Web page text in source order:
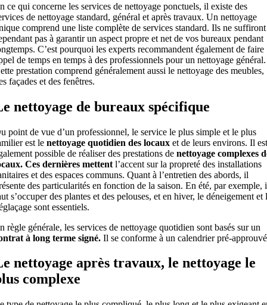
ce qui concerne les services de nettoyage ponctuels, il existe des
de nettoyage standard, général et après travaux. Un nettoyage
comprend une liste complète de services standard. Ils ne suffiront
pas à garantir un aspect propre et net de vos bureaux pendant
C’est pourquoi les experts recommandent également de faire
de temps en temps à des professionnels pour un nettoyage général.
prestation comprend généralement aussi le nettoyage des meubles,
façades et des fenêtres.
nettoyage de bureaux spécifique
point de vue d’un professionnel, le service le plus simple et le plus
est lenettoyage quotidien des locaux et de leurs environs. Il
possible de réaliser des prestations denettoyage complexes
Ces dernières mettentl’accent sur la propreté des installations
et des espaces communs. Quant à l’entretien des abords, il
des particularités en fonction de la saison. En été, par exemple,
s’occuper des plantes et des pelouses, et en hiver, le déneigement et
sont essentiels.
règle générale, les services de nettoyage quotidien sont basés sur un
à long terme signé.Il se conforme à un calendrier pré-
nettoyage après travaux, le nettoyage le
complexe